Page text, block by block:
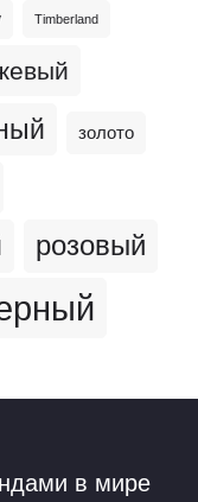
Timberland
золото
розовый
в мире